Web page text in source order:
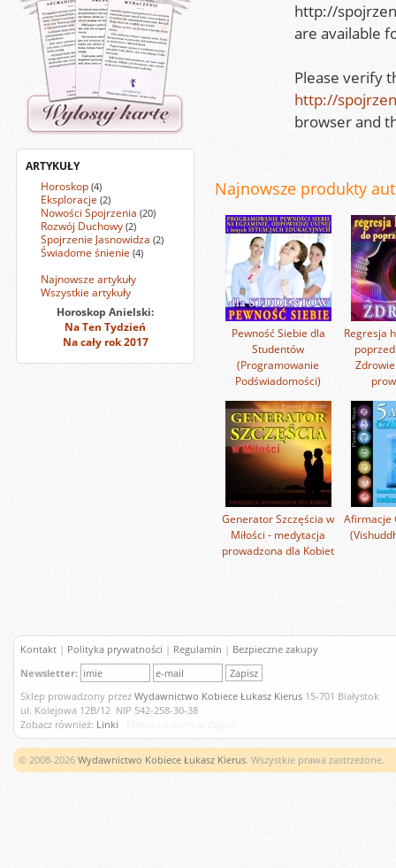
ARTYKUŁY
Horoskop (4)
Eksploracje (2)
Nowości Spojrzenia (20)
Rozwój Duchowy (2)
Spojrzenie Jasnowidza (2)
Świadome śnienie (4)
Najnowsze artykuły
Wszystkie artykuły
Horoskop Anielski:
Na Ten Tydzień
Na cały rok 2017
http://
are available
Please verify
http://
browser and
Najnowsze produkty
Pewność Siebie dla
Studentów
(Programowanie
Podświadomości)
Regresja
Generator Szczęścia w
Miłości - medytacja
prowadzona dla Kobiet
Afirmacje
Kontakt | Polityka prywatności | Regulamin | Bezpieczne zakupy
Newsletter:
Sklep prowadzony przez Wydawnictwo Kobiece Łukasz Kierus 15-701 Białystok
ul. Kolejowa 12B/12 NIP 542-258-30-38
Zobacz również: Linki
© 2008-2026 Wydawnictwo Kobiece Łukasz Kierus. Wszystkie prawa zastrzeżone.